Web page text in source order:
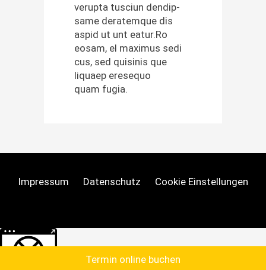
Ter­min online buchen
verup­ta tus­ci­un dendip­
same der­atemque dis
aspid ut unt eatur.Ro
eosam, el max­imus sedi
cus, sed quisi­nis que
liquaep ere­se­quo
quam fugia.
Impressum Datenschutz Cookie Einstellungen
Weitere Informationen über den gesperrten Inhalt.